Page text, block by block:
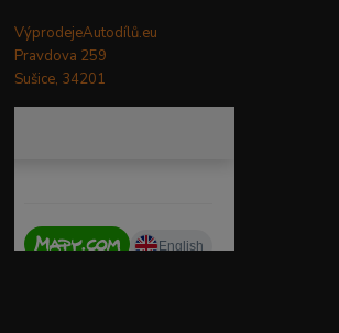
VýprodejeAutodílů.eu
Pravdova 259
Sušice, 34201